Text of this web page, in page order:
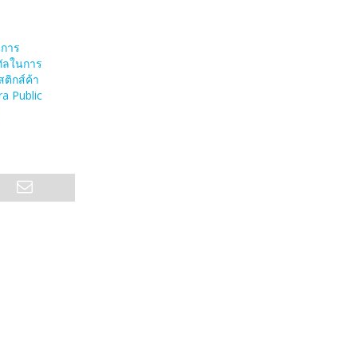
าร
ในการ
ติกส์ค้า
Public